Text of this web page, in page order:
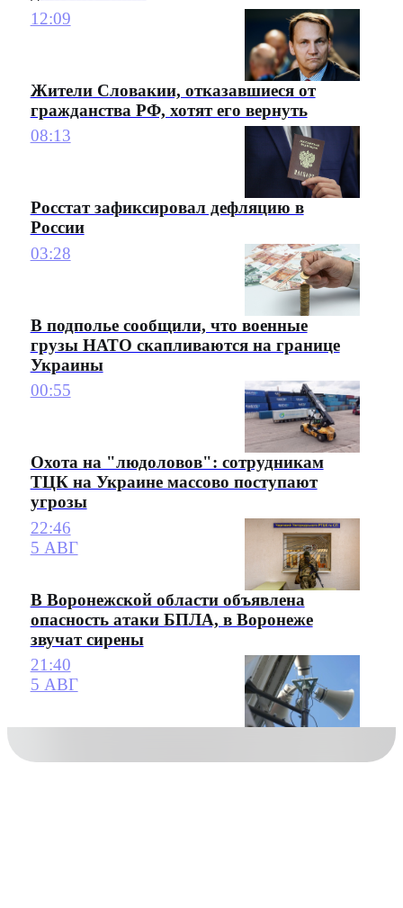
12:09
Жители Словакии, отказавшиеся от
гражданства РФ, хотят его вернуть
08:13
Росстат зафиксировал дефляцию в
России
03:28
В подполье сообщили, что военные
грузы НАТО скапливаются на границе
Украины
00:55
Охота на "людоловов": сотрудникам
ТЦК на Украине массово поступают
угрозы
22:46
5 АВГ
В Воронежской области объявлена
опасность атаки БПЛА, в Воронеже
звучат сирены
21:40
5 АВГ